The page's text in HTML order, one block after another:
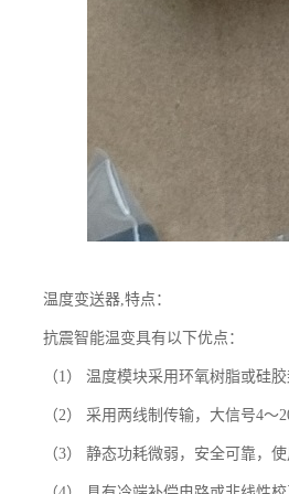
温度变送器,特点：
抗震智能温变具有以下优点：
（1） 温度模块采用环氧树脂或硅
（2） 采用两线制传输，大信号4～
（3） 静态功耗微弱，安全可靠，使